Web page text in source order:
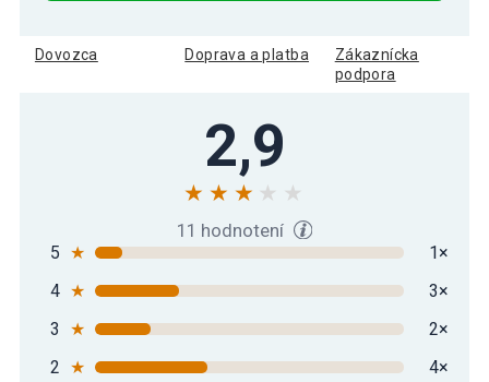
Dovozca Doprava a platba
Zákaznícka
podpora
2,9
11 hodnotení
5 ★
1×
4 ★
3×
3
★
2×
2 ★
4×